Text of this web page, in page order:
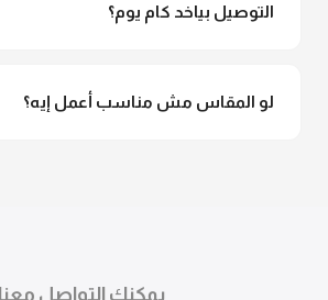
التوصيل بياخد كام يوم؟
لو المقاس مش مناسب أعمل إيه؟
يمكنك التواصل معنا